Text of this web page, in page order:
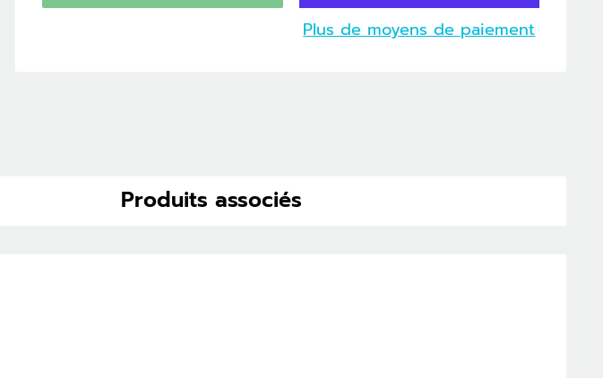
Plus de moyens de paiement
Produits associés